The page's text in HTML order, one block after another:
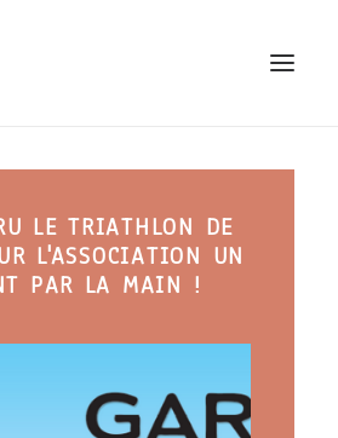
HAPPY BELLY
MON LIVRE
LE TRIATHLON DE
L'ASSOCIATION UN
PAR LA MAIN !